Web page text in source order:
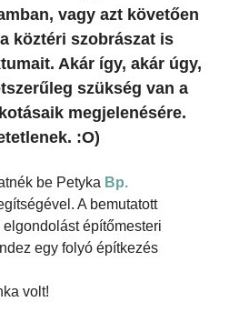
vagy azt követően
köztéri szobrászat is
Akár így, akár úgy,
szükség van a
megjelenésére.
:O)
be Petyka Bp.
A bemutatott
építőmesteri
egy folyó építkezés
volt!